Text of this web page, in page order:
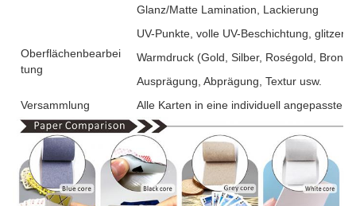
Oberflächenbearbei
tung
Glanz/Matte Lamination, Lackierung
UV-Punkte, volle UV-Beschichtung,
Warmdruck (Gold, Silber, Roségold,
Ausprägung, Abprägung, Textur usw.
Versammlung
Alle Karten in eine individuell angepasste